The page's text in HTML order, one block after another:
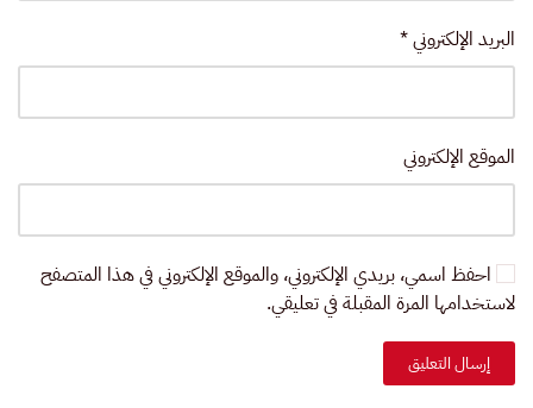
البريد الإلكتروني*
الموقع الإلكتروني
احفظ اسمي، بريدي الإلكتروني، والموقع الإلكتروني في هذا المتصفح
لاستخدامها المرة المقبلة في تعليقي.
إرسال التعليق